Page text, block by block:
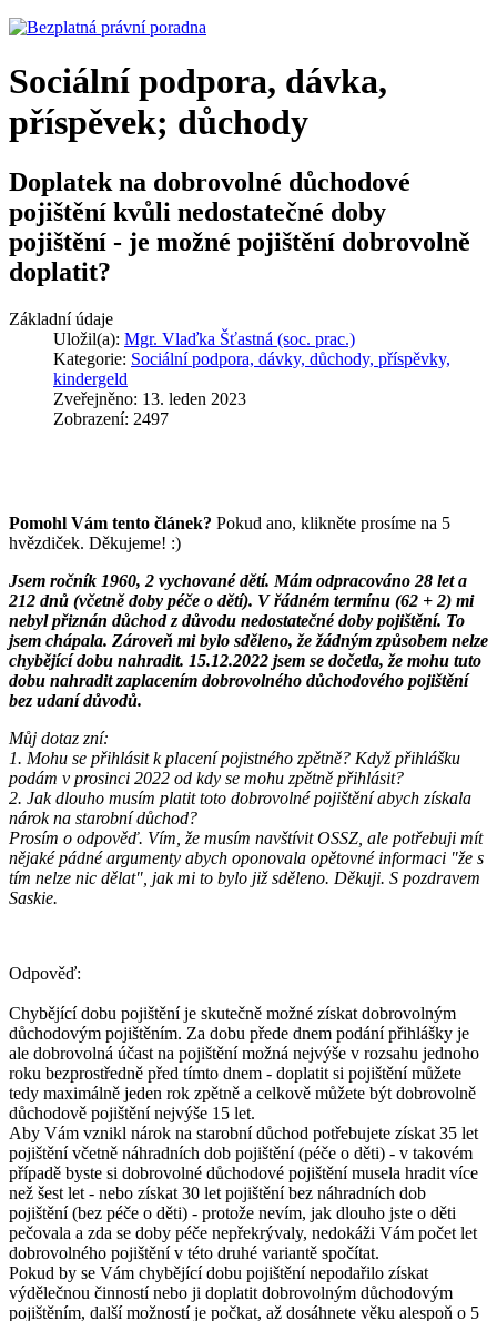
Sociální podpora, dávka,
příspěvek; důchody
Doplatek na dobrovolné důchodové
pojištění kvůli nedostatečné doby
pojištění - je možné pojištění dobrovolně
doplatit?
Základní údaje
Uložil(a): Mgr. Vlaďka Šťastná (soc. prac.)
Kategorie: Sociální podpora, dávky, důchody, příspěvky,
kindergeld
Zveřejněno: 13. leden 2023
Zobrazení: 2497
Pomohl Vám tento článek? Pokud ano, klikněte prosíme na 5
hvězdiček. Děkujeme! :)
Jsem ročník 1960, 2 vychované dětí. Mám odpracováno 28 let a
212 dnů (včetně doby péče o dětí). V řádném termínu (62 + 2) mi
nebyl přiznán důchod z důvodu nedostatečné doby pojištění. To
jsem chápala. Zároveň mi bylo sděleno, že žádným způsobem nelze
chybějící dobu nahradit. 15.12.2022 jsem se dočetla, že mohu tuto
dobu nahradit zaplacením dobrovolného důchodového pojištění
bez udaní důvodů.
Můj dotaz zní:
1. Mohu se přihlásit k placení pojistného zpětně? Když přihlášku
podám v prosinci 2022 od kdy se mohu zpětně přihlásit?
2. Jak dlouho musím platit toto dobrovolné pojištění abych získala
nárok na starobní důchod?
Prosím o odpověď. Vím, že musím navštívit OSSZ, ale potřebuji mít
nějaké pádné argumenty abych oponovala opětovné informaci "že s
tím nelze nic dělat", jak mi to bylo již sděleno. Děkuji. S pozdravem
Saskie.
Odpověď:
Chybějící dobu pojištění je skutečně možné získat dobrovolným
důchodovým pojištěním. Za dobu přede dnem podání přihlášky je
ale dobrovolná účast na pojištění možná nejvýše v rozsahu jednoho
roku bezprostředně před tímto dnem - doplatit si pojištění můžete
tedy maximálně jeden rok zpětně a celkově můžete být dobrovolně
důchodově pojištění nejvýše 15 let.
Aby Vám vznikl nárok na starobní důchod potřebujete získat 35 let
pojištění včetně náhradních dob pojištění (péče o děti) - v takovém
případě byste si dobrovolné důchodové pojištění musela hradit více
než šest let - nebo získat 30 let pojištění bez náhradních dob
pojištění (bez péče o děti) - protože nevím, jak dlouho jste o děti
pečovala a zda se doby péče nepřekrývaly, nedokáži Vám počet let
dobrovolného pojištění v této druhé variantě spočítat.
Pokud by se Vám chybějící dobu pojištění nepodařilo získat
výdělečnou činností nebo ji doplatit dobrovolným důchodovým
pojištěním, další možností je počkat, až dosáhnete věku alespoň o 5